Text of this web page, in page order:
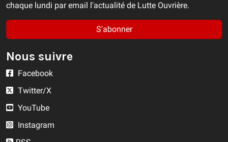
chaque lundi par email l'actualité de Lutte Ouvrière.
S'abonner
Nous suivre
Facebook
Twitter/X
YouTube
Instagram